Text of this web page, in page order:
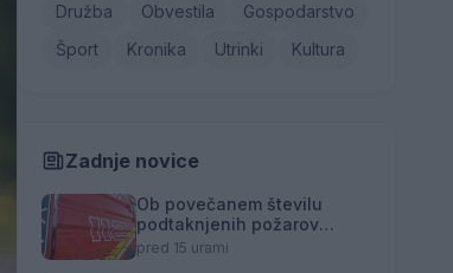
Družba Obvestila
Gospodarstvo
Šport
Kronika Utrinki Kultura
Zadnje novice
Ob povečanem številu
podtaknjenih požarov
pozivi občanom k
pred 15 urami